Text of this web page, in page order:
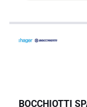
BOCCHIOTTI